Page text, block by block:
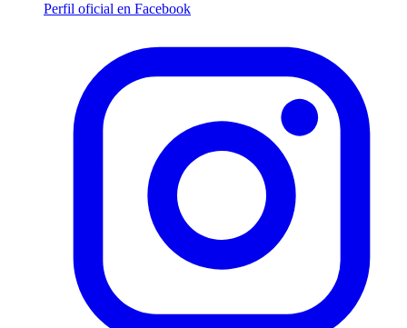
Perfil oficial en Facebook